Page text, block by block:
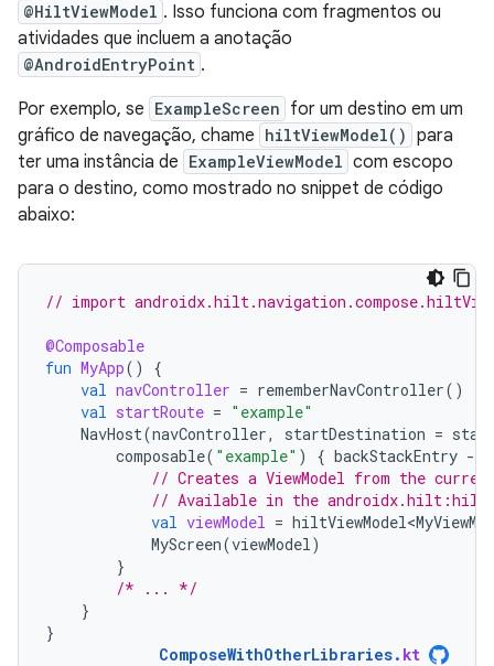
@HiltViewModel . Isso funciona com fragmentos ou
atividades que incluem a anotação
@AndroidEntryPoint .
Por exemplo, se ExampleScreen for um destino em um
gráfico de navegação, chame hiltViewModel() para
ter uma instância de ExampleViewModel com escopo
para o destino, como mostrado no snippet de código
abaixo:
// import
@Composable
fun MyApp()
{
val navController = rememberNavController()
val startRoute = "example"
NavHost(navController, startDestination =
composable( "example" ) { backStackEntry -
// Creates a ViewModel from the
// Available in the androidx.hilt:hilt-
val viewModel =
MyScreen(viewModel)
}
/* ... */
}
}
ComposeWithOtherLibraries. kt